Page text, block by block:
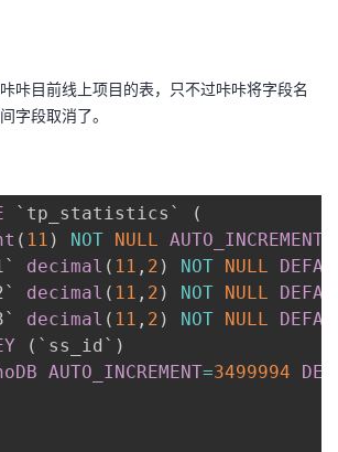
咔目前线上项目的表，只不过咔咔将字段名
字段取消了。
` tp_statistics `
(
( 11 ) NOT NULL AUTO_INCREMENT
` decimal ( 11 , 2 ) NOT NULL
` decimal ( 11 , 2 ) NOT NULL
` decimal ( 11 , 2 ) NOT NULL
( ` ss_id ` )
AUTO_INCREMENT=3499994